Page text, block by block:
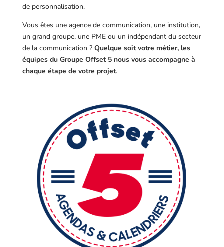
de personnalisation.
Vous êtes une agence de communication, une institution,
un grand groupe, une PME ou un indépendant du secteur
de la communication ? Quelque soit votre métier, les
équipes du Groupe Offset 5 nous vous accompagne à
chaque étape de votre projet.